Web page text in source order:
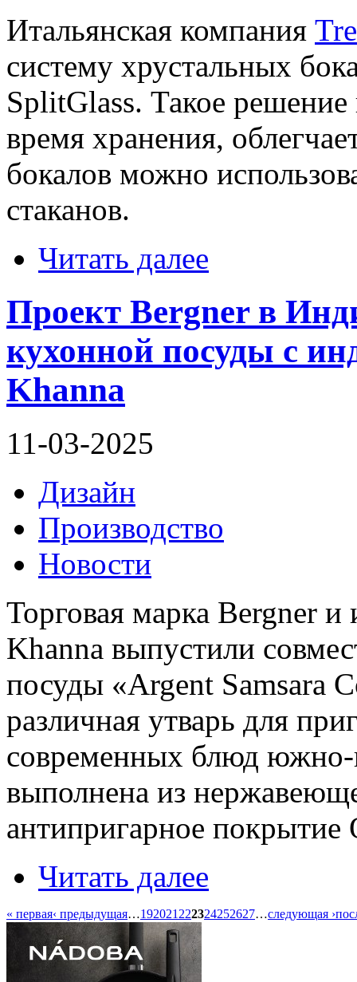
Итальянская компания
систему хрустальных
SplitGlass. Такое решение
время хранения,
бокалов можно
стаканов.
Читать далее
Проект Bergner в
кухонной посуды с
Khanna
11-03-2025
Дизайн
Производство
Новости
Торговая марка Bergner
Khanna выпустили
посуды «Argent Samsara
различная утварь для
современных блюд
выполнена из
антипригарное покрытие
Читать далее
« первая‹ предыдущая…192021 222324252627…следующая ›